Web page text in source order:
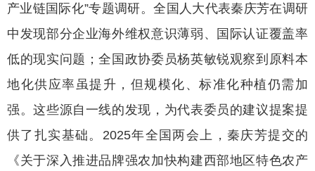
产业链国际化”专题调研。全国人大代表秦庆芳在调研
中发现部分企业海外维权意识薄弱、国际认证覆盖率
低的现实问题；全国政协委员杨英敏锐观察到原料本
地化供应率虽提升，但规模化、标准化种植仍需加
强。这些源自一线的发现，为代表委员的建议提案提
供了扎实基础。2025年全国两会上，秦庆芳提交的
《关于深入推进品牌强农加快构建西部地区特色农产